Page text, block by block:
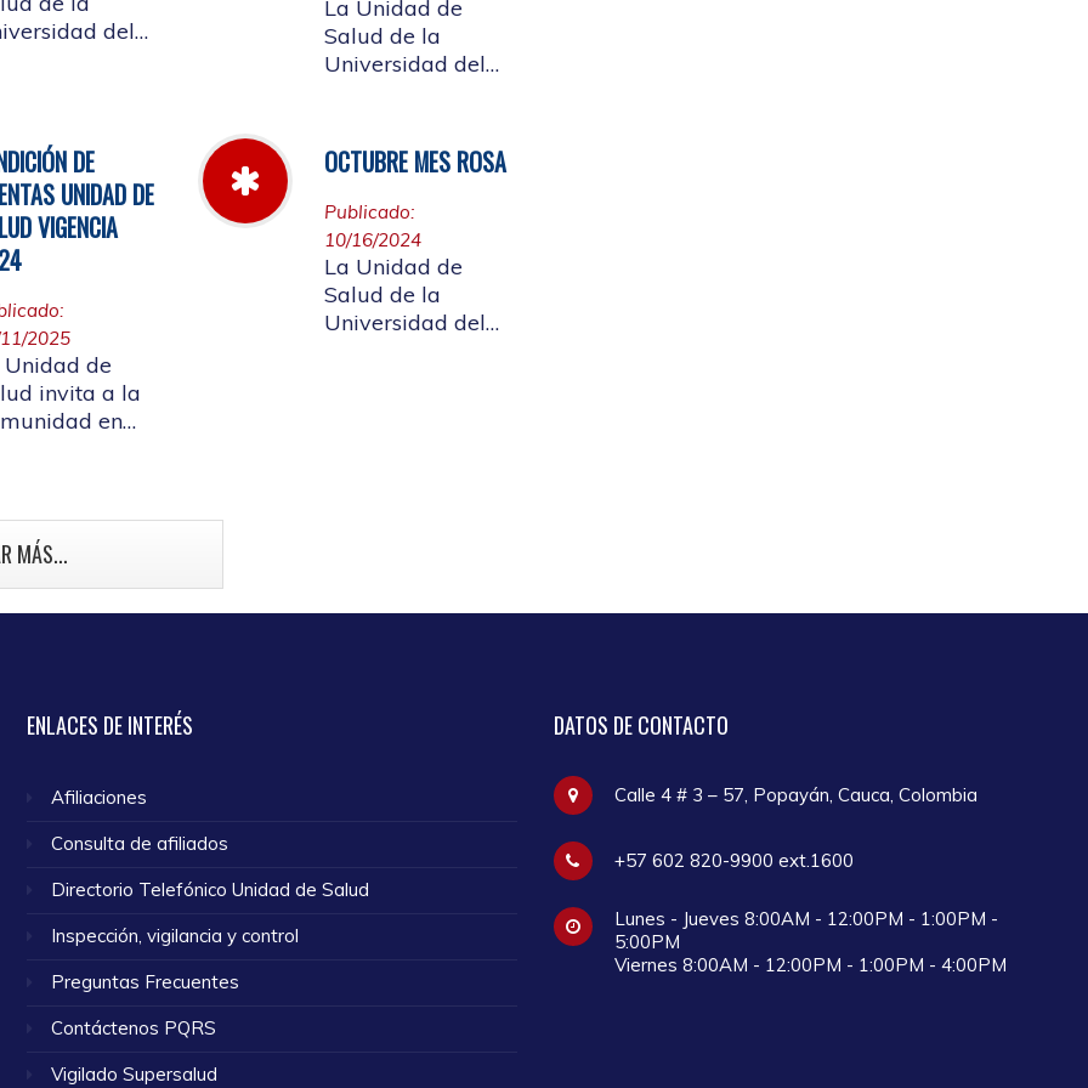
del
del 23 al
abril de
La Unidad de
Salud de la
Universidad del
Moderadoras,
Copagos y UPC
Adicional
aprobado según
acuerdo CDS 001
de 2025.
DE
UNIDAD DE
VIGENCIA
2025
Unidad de
invita a la
en
vigencia
2024
OCTUBRE MES ROSA
Publicado:
10/16/2024
La Unidad de
Salud de la
Universidad del
MÁS...
ENLACES DE INTERÉS
Afiliaciones
Consulta de afiliados
Directorio Telefónico Unidad de Salud
Inspección, vigilancia y control
Preguntas Frecuentes
Contáctenos PQRS
Vigilado Supersalud
DATOS DE CONTACTO
Calle 4 # 3 – 57, Popayán, Cauca, Colombia
+57 602 820-9900 ext.1600
Lunes - Jueves 8:00AM - 12:00PM - 1:00PM -
5:00PM
Viernes 8:00AM - 12:00PM - 1:00PM - 4:00PM